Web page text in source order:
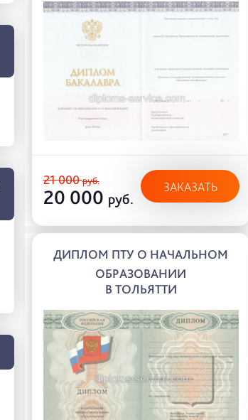
21 000руб.
20 000 руб.
ЗАКАЗАТЬ
ДИПЛОМ ПТУ О НАЧАЛЬНОМ
ОБРАЗОВАНИИ
В ТОЛЬЯТТИ